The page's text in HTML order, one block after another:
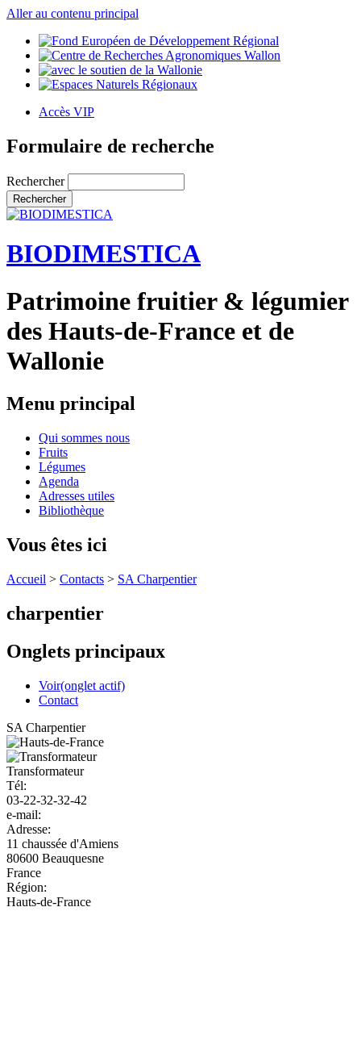
Aller au contenu principal
Accès VIP
Formulaire de recherche
Rechercher
BIODIMESTICA
Patrimoine fruitier & légumier
des Hauts-de-France et de
Wallonie
Menu principal
Qui sommes nous
Fruits
Légumes
Agenda
Adresses utiles
Bibliothèque
Vous êtes ici
Accueil > Contacts > SA Charpentier
charpentier
Onglets principaux
Voir(onglet actif)
Contact
SA Charpentier
Transformateur
Tél:
03-22-32-32-42
e-mail:
Adresse:
11 chaussée d'Amiens
80600 Beauquesne
France
Région:
Hauts-de-France